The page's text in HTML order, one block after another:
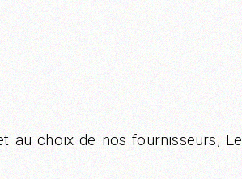
choix de nos fournisseurs,